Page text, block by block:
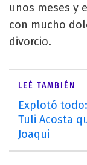
unos meses y
con mucho
divorcio.
LEÉ TAMBIÉN
Explotó
Tuli Acosta
Joaqui